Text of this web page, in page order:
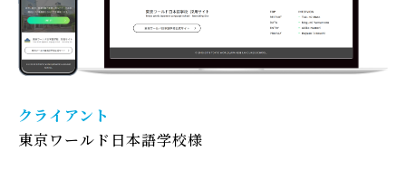
クライアント
東京ワールド日本語学校様